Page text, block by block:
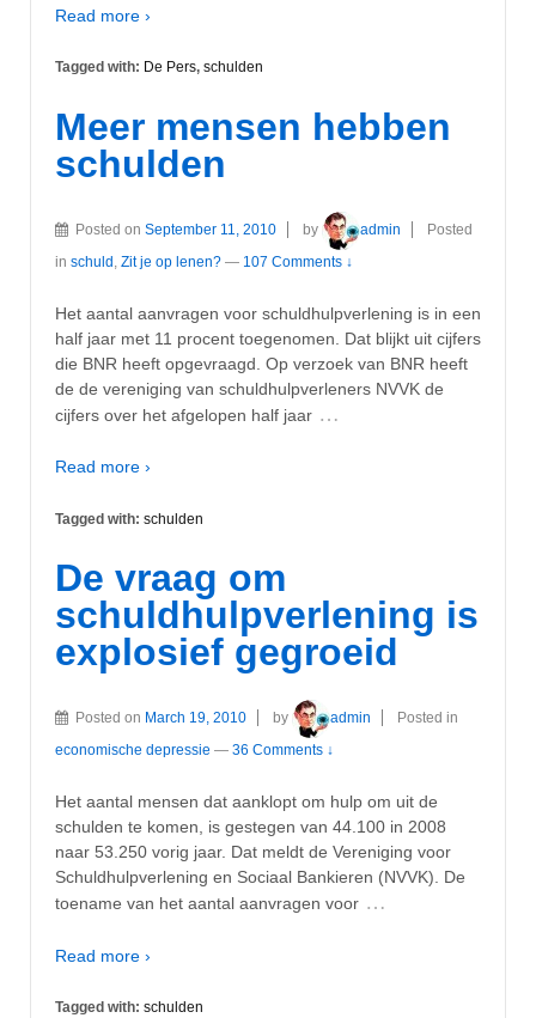
Read more ›
Tagged with: De Pers, schulden
Meer mensen hebben
schulden
Posted on September 11, 2010 by admin
Posted
in schuld Zit je op lenen? — 107 Comments ↓
Het aantal aanvragen voor schuldhulpverlening is in een
half jaar met 11 procent toegenomen. Dat blijkt uit cijfers
die BNR heeft opgevraagd. Op verzoek van BNR heeft
de de vereniging van schuldhulpverleners NVVK de
cijfers over het afgelopen half jaar …
Read more ›
Tagged with: schulden
De vraag om
schuldhulpverlening is
explosief gegroeid
Posted on March 19, 2010 by admin
Posted in
economische depressie — 36 Comments ↓
Het aantal mensen dat aanklopt om hulp om uit de
schulden te komen, is gestegen van 44.100 in 2008
naar 53.250 vorig jaar. Dat meldt de Vereniging voor
Schuldhulpverlening en Sociaal Bankieren (NVVK). De
toename van het aantal aanvragen voor …
Read more ›
Tagged with: schulden